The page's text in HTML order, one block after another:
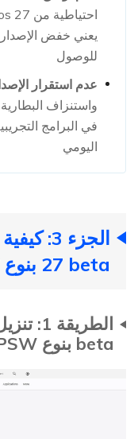
يعني خفض الإصدار
للوصول
عدم استقرار
واستنزاف
في البرامج
اليومي
27 beta بنوع IPSW بأمان
beta بنوع IPSW من Apple Developer